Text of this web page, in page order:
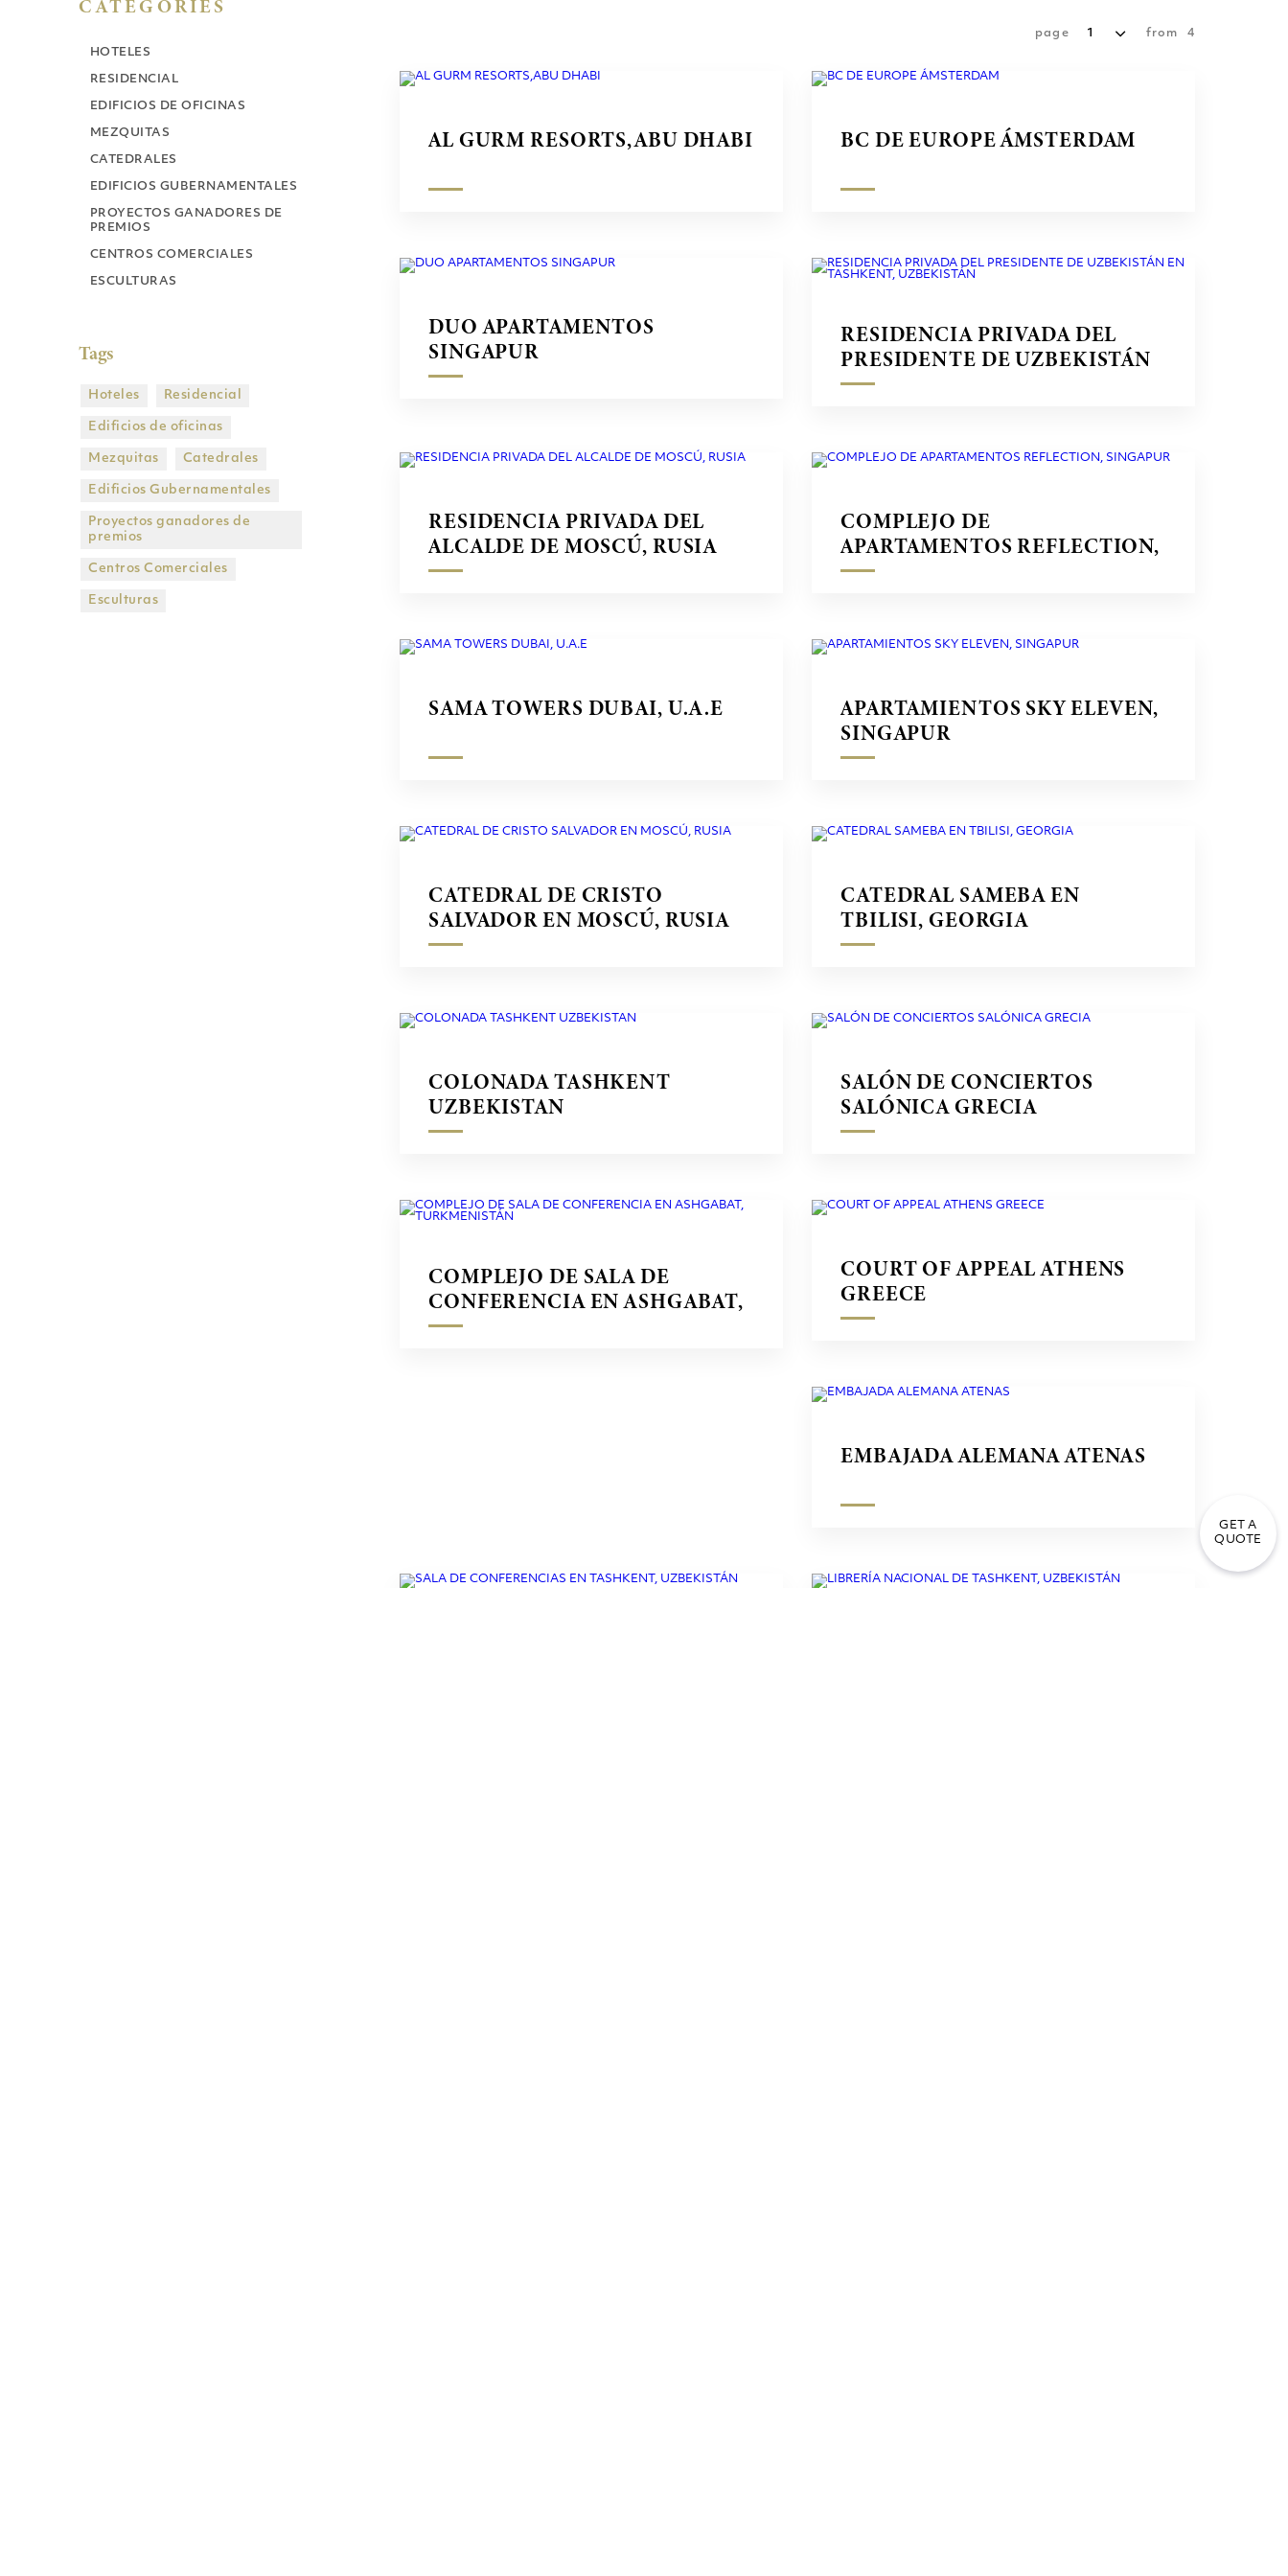
GET A
QUOTE
CATEGORIES
HOTELES
RESIDENCIAL
EDIFICIOS DE OFICINAS
MEZQUITAS
CATEDRALES
EDIFICIOS GUBERNAMENTALES
PROYECTOS GANADORES DE
PREMIOS
CENTROS COMERCIALES
ESCULTURAS
Tags
Hoteles Residencial
Edificios de oficinas
Mezquitas Catedrales
Edificios Gubernamentales
Proyectos ganadores de
premios
Centros Comerciales
Esculturas
page 1 from 4
AL GURM RESORTS,ABU DHABI BC DE EUROPE ÁMSTERDAM
DUO APARTAMENTOS
SINGAPUR
RESIDENCIA PRIVADA DEL
PRESIDENTE DE UZBEKISTÁN
EN TASHKENT, UZBEKISTÁN
RESIDENCIA PRIVADA DEL
ALCALDE DE MOSCÚ, RUSIA
COMPLEJO DE
APARTAMENTOS REFLECTION,
SINGAPUR
SAMA TOWERS DUBAI, U.A.E
APARTAMIENTOS SKY ELEVEN,
SINGAPUR
CATEDRAL DE CRISTO
SALVADOR EN MOSCÚ, RUSIA
CATEDRAL SAMEBA EN
TBILISI, GEORGIA
COLONADA TASHKENT
UZBEKISTAN
SALÓN DE CONCIERTOS
SALÓNICA GRECIA
COMPLEJO DE SALA DE
CONFERENCIA EN ASHGABAT,
TURKMENISTÁN
COURT OF APPEAL ATHENS
GREECE
EMBAJADA ALEMANA ATENAS